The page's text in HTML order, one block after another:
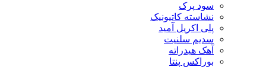
سود پرک
نشاسته کاتیونیک
پلی اکریل آمید
سدیم سلنیت
آهک هیدراته
بوراکس پنتا